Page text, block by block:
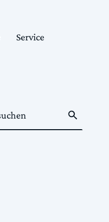
Service